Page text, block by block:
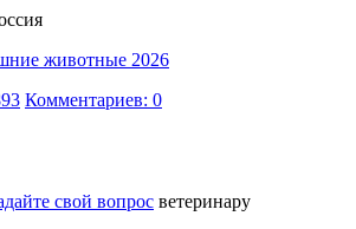
животные 2026
Комментариев: 0
свой вопрос ветеринару